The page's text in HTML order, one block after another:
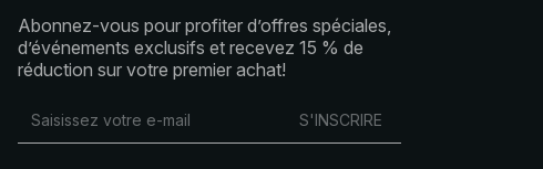
Abonnez-vous pour profiter d’offres spéciales,
d’événements exclusifs et recevez 15 % de
réduction sur votre premier achat!
S'INSCRIRE